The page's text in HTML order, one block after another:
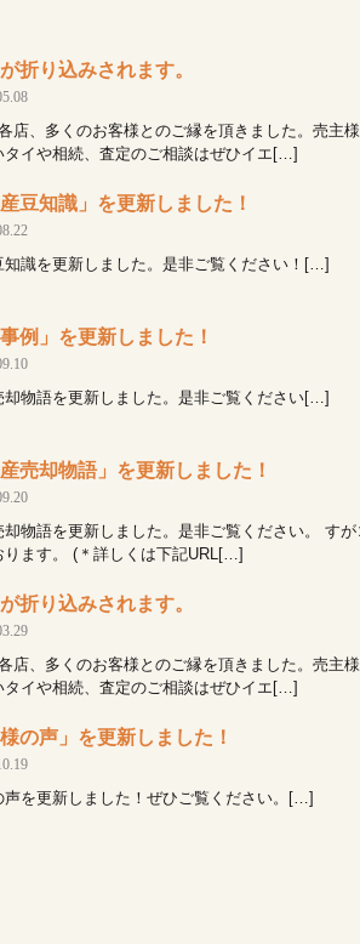
折り込みされます。
店、多くのお客様とのご縁を頂きました。売主
タイや相続、査定のご相談はぜひイエ[…]
産豆知識」を更新しました！
知識を更新しました。是非ご覧ください！[…]
事例」を更新しました！
却物語を更新しました。是非ご覧ください[…]
産売却物語」を更新しました！
却物語を更新しました。是非ご覧ください。 す
ります。 (＊詳しくは下記URL[…]
折り込みされます。
店、多くのお客様とのご縁を頂きました。売主
タイや相続、査定のご相談はぜひイエ[…]
様の声」を更新しました！
声を更新しました！ぜひご覧ください。[…]